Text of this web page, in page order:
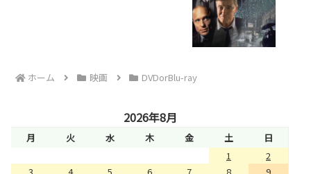
ホーム 映画 DVDorBlu-ray
2026年8月
月 火 水 木 金 土
日
1
2